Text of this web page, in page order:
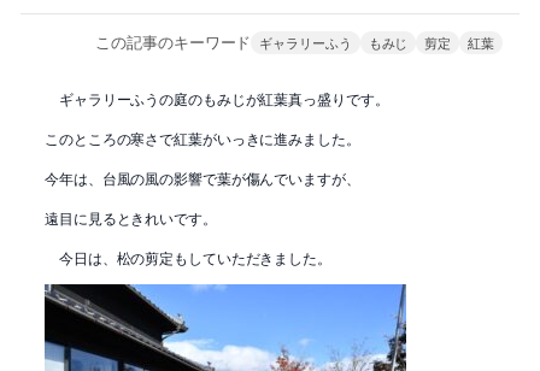
この記事のキーワード ギャラリーふう もみじ 剪定 紅葉
ギャラリーふうの庭のもみじが紅葉真っ盛りです。
このところの寒さで紅葉がいっきに進みました。
今年は、台風の風の影響で葉が傷んでいますが、
遠目に見るときれいです。
今日は、松の剪定もしていただきました。